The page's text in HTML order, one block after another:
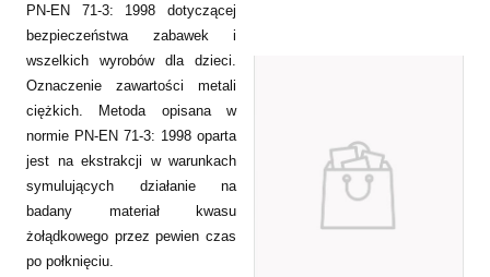
PN-EN 71-3: 1998 dotyczącej
bezpieczeństwa zabawek i
wszelkich wyrobów dla dzieci.
Oznaczenie zawartości metali
ciężkich. Metoda opisana w
normie PN-EN 71-3: 1998 oparta
jest na ekstrakcji w warunkach
symulujących działanie na
badany materiał kwasu
żołądkowego przez pewien czas
po połknięciu.